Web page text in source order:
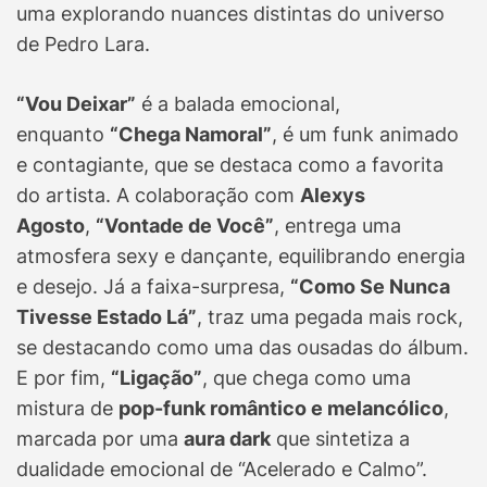
uma explorando nuances distintas do universo
de Pedro Lara.
“Vou Deixar” é a balada emocional,
enquanto “Chega Namoral”, é um funk animado
e contagiante, que se destaca como a favorita
do artista. A colaboração com Alexys
Agosto, “Vontade de Você”, entrega uma
atmosfera sexy e dançante, equilibrando energia
e desejo. Já a faixa-surpresa, “Como Se Nunca
Tivesse Estado Lá”, traz uma pegada mais rock,
se destacando como uma das ousadas do álbum.
E por fim, “Ligação”, que chega como uma
mistura de pop-funk romântico e melancólico,
marcada por uma aura dark que sintetiza a
dualidade emocional de “Acelerado e Calmo”.